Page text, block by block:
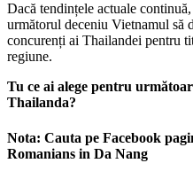
Dacă tendințele actuale
următorul deceniu Vietnamul să
concurenți ai Thailandei pentru
regiune.
Tu ce ai alege pentru
Thailanda?
Nota: Cauta pe Facebook
Romanians in Da Nang